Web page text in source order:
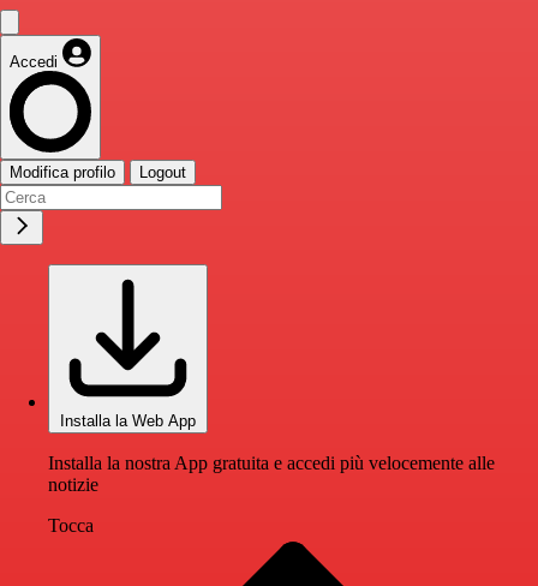
Accedi
Modifica profilo Logout
Installa la Web App
Installa la nostra App gratuita e accedi più velocemente alle
notizie
Tocca